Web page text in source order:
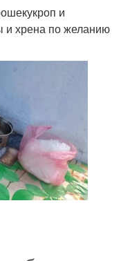
и
и хрена по желанию